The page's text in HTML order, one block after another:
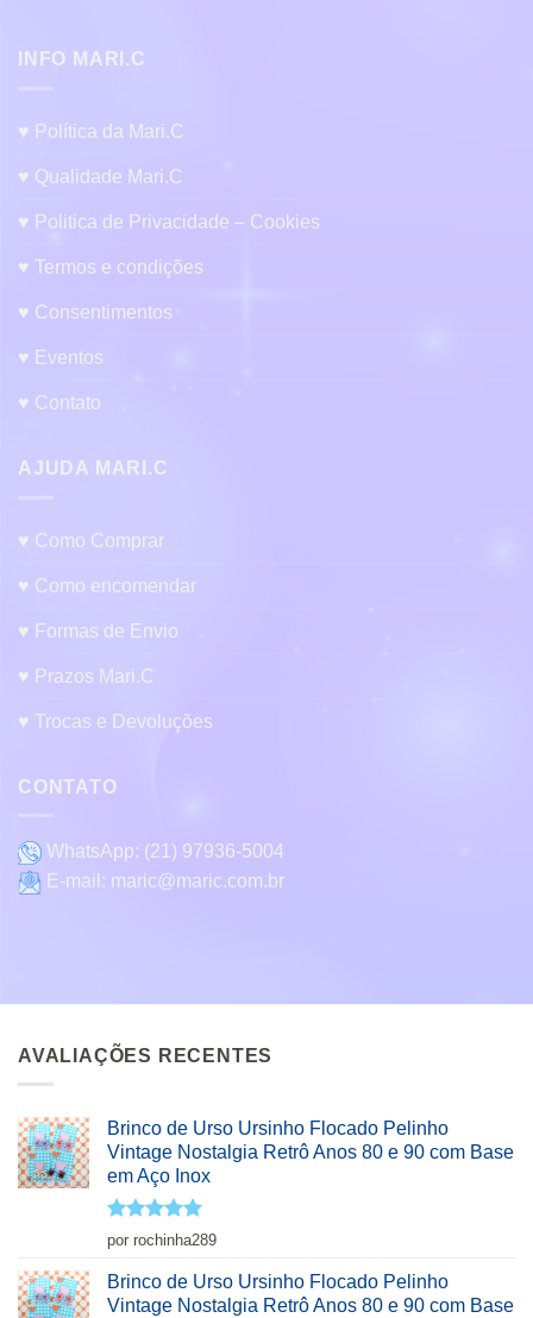
INFO MARI.C
♥ Política da Mari.C
♥ Qualidade Mari.C
♥ Politica de Privacidade – Cookies
♥ Termos e condições
♥ Consentimentos
♥ Eventos
♥ Contato
AJUDA MARI.C
♥ Como Comprar
♥ Como encomendar
♥ Formas de Envio
♥ Prazos Mari.C
♥ Trocas e Devoluções
CONTATO
WhatsApp: (21) 97936-5004
E-mail: maric@maric.com.br
AVALIAÇÕES RECENTES
Brinco de Urso Ursinho Flocado Pelinho
Vintage Nostalgia Retrô Anos 80 e 90 com Base
em Aço Inox
Avaliação5
de 5
por rochinha289
Brinco de Urso Ursinho Flocado Pelinho
Vintage Nostalgia Retrô Anos 80 e 90 com Base